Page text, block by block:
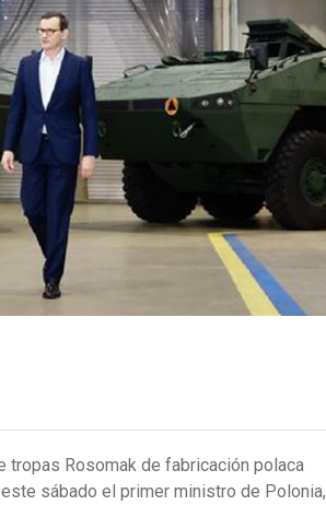
tropas Rosomak de fabricación polaca
sábado el primer ministro de Polonia,